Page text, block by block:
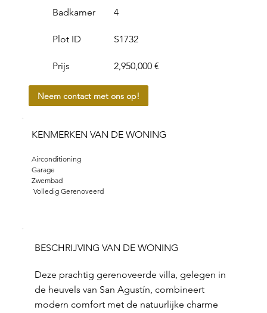
Badkamer 4
Plot ID
Prijs
S1732
2,950,000 €
Neem contact met ons op!
KENMERKEN VAN DE WONING
Airconditioning
Garage
Zwembad
Volledig Gerenoveerd
BESCHRIJVING VAN DE WONING
Deze prachtig gerenoveerde villa, gelegen in
de heuvels van San Agustín, combineert
modern comfort met de natuurlijke charme